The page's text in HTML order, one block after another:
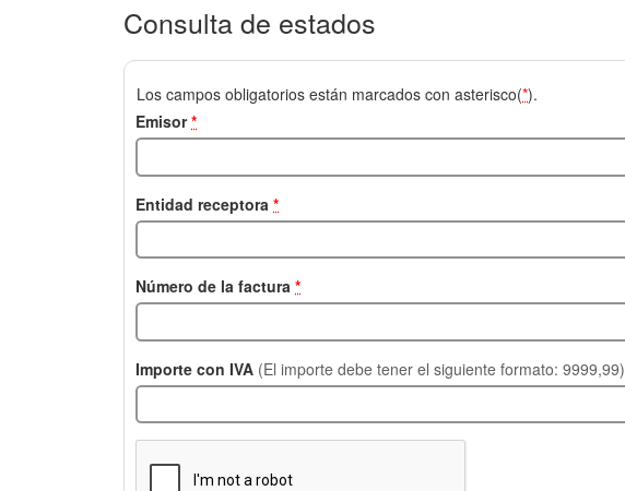
Consulta de estados
Los campos obligatorios están marcados con asterisco(*).
Emisor*
Entidad receptora *
Número de la factura *
Importe con IVA (El importe debe tener el siguiente formato: 9999,99)